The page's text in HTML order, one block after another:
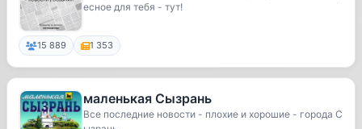
есное для тебя - тут!
15 889 1 353
маленькая Сызрань
Все последние новости - плохие и хорошие - города С